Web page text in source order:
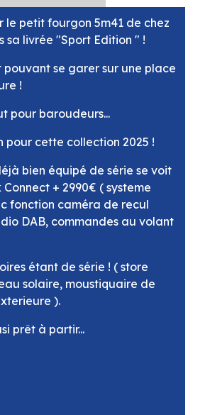
le petit fourgon 5m41 de chez
sa livrée "Sport Edition " !
se garer sur une place
!
pour baroudeurs...
pour cette collection 2025 !
bien équipé de série se voit
+ 2990€ ( systeme
fonction caméra de recul
DAB, commandes au volant
étant de série ! ( store
solaire, moustiquaire de
).
prêt à partir...